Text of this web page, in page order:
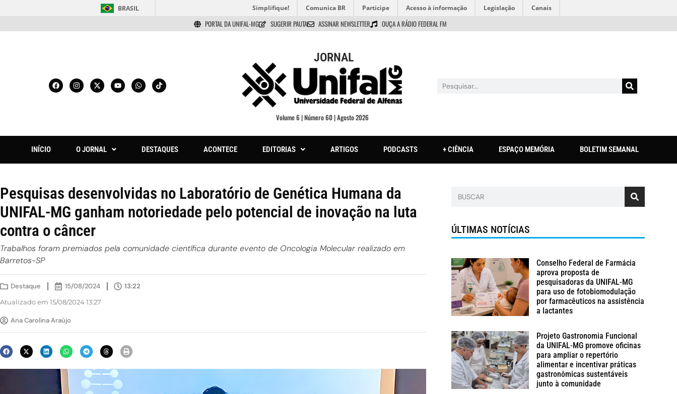
BRASIL Simplifique! Comunica BR Participe Acesso à informação Legislação Canais
PORTAL DA UNIFAL-MG SUGERIR PAUTA ASSINAR NEWSLETTER OUÇA A RÁDIO FEDERAL FM
JORNAL
Volume 6 | Número 60 | Agosto 2026
INÍCIO O JORNAL DESTAQUES ACONTECE EDITORIAS ARTIGOS PODCASTS + CIÊNCIA ESPAÇO MEMÓRIA BOLETIM SEMANAL
Pesquisas desenvolvidas no Laboratório de Genética Humana da
UNIFAL-MG ganham notoriedade pelo potencial de inovação na luta
contra o câncer
Trabalhos foram premiados pela comunidade científica durante evento de Oncologia Molecular realizado em
Barretos-SP
Destaque 15/08/2024 13:22
Atualizado em 15/08/2024 13:27
Ana Carolina Araújo
ÚLTIMAS NOTÍCIAS
Conselho Federal de Farmácia
aprova proposta de
pesquisadoras da UNIFAL-MG
para uso de fotobiomodulação
por farmacêuticos na assistência
a lactantes
Projeto Gastronomia Funcional
da UNIFAL-MG promove oficinas
para ampliar o repertório
alimentar e incentivar práticas
gastronômicas sustentáveis
junto à comunidade